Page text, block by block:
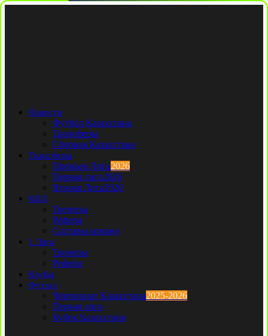
Новости
Футбол Казахстана
Трансферы
Сборная Казахстана
Трансферы
Премьер Лига2026
Первая лига2026
Вторая Лига2026
КПЛ
Тренеры
Рефери
Составы команд
1 Лига
Тренеры
Рефери
Клубы
Футзал
Чемпионат Казахстана2025-2026
Первая лига
Кубок Казахстана